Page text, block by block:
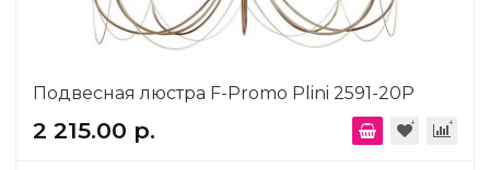
Подвесная люстра F-Promo Plini 2591-20P
2 215.00 р.